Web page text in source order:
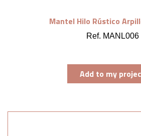
Mantel Hilo Rústico
Ref. MANL006
Add to my